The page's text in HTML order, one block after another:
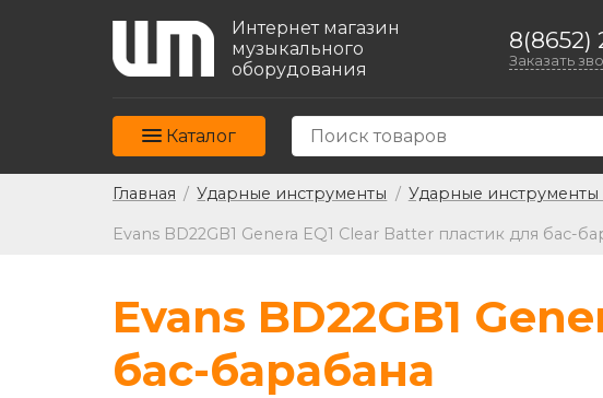
Интернет магазин
музыкального
оборудования
8(8652)
Заказать
Каталог
Главная / Ударные инструменты / Ударные инструменты
Evans BD22GB1 Genera EQ1 Clear Batter пластик для бас-
Evans BD22GB1
бас-барабана